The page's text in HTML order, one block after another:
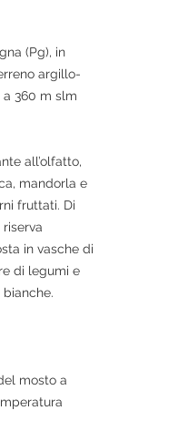
(Pg), in
argillo-
360 m slm
all’olfatto,
mandorla e
fruttati. Di
in vasche di
di legumi e
mosto a